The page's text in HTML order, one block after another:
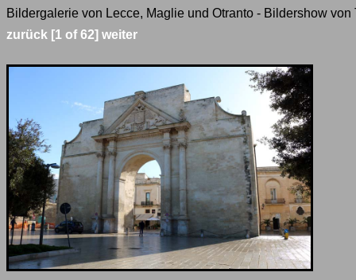
Bildergalerie von Lecce, Maglie und Otranto - Bildershow von
zurück [1 of 62] weiter